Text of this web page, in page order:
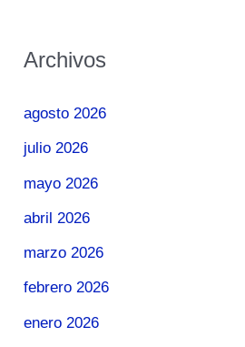
Archivos
agosto 2026
julio 2026
mayo 2026
abril 2026
marzo 2026
febrero 2026
enero 2026